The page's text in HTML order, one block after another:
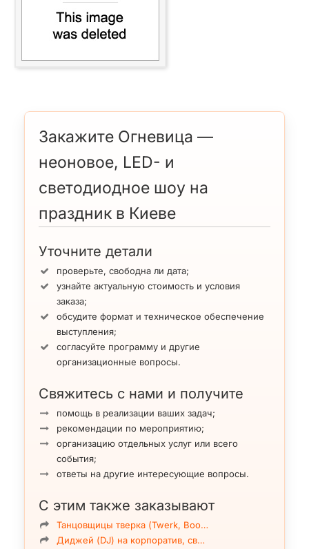
Закажите Огневица —
неоновое, LED- и
светодиодное шоу на
праздник в Киеве
Уточните детали
проверьте, свободна ли дата;
узнайте актуальную стоимость и условия
заказа;
обсудите формат и техническое обеспечение
выступления;
согласуйте программу и другие
организационные вопросы.
Свяжитесь с нами и получите
помощь в реализации ваших задач;
рекомендации по мероприятию;
организацию отдельных услуг или всего
события;
ответы на другие интересующие вопросы.
С этим также заказывают
Танцовщицы тверка (Twerk, Boo…
Диджей (DJ) на корпоратив, св…